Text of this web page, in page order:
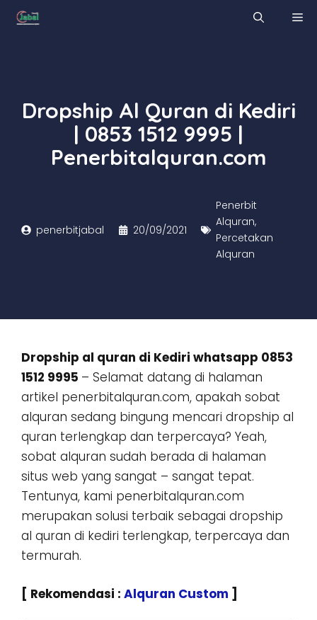
Skip
Dropship Al Quran di Kediri
| 0853 1512 9995 |
Penerbitalquran.com
penerbitjabal 20/09/2021
Penerbit
Alquran,
Percetakan
Alquran
Dropship al quran di Kediri whatsapp 0853
1512 9995 – Selamat datang di halaman
artikel penerbitalquran.com, apakah sobat
alquran sedang bingung mencari dropship al
quran terlengkap dan terpercaya? Yeah,
sobat alquran sudah berada di halaman
situs web yang sangat – sangat tepat.
Tentunya, kami penerbitalquran.com
merupakan solusi terbaik sebagai dropship
al quran di kediri terlengkap, terpercaya dan
termurah.
[ Rekomendasi : Alquran Custom ]